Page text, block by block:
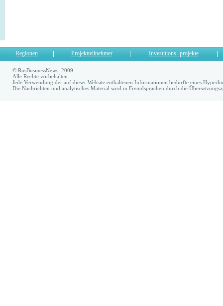
Regionen Projektteilnehmer Investitions- projekte
© RusBusinessNews, 2009.
Alle Rechte vorbehalten.
Jede Verwendung der auf dieser Website enthaltenen Informationen bedürfte eines
Die Nachrichten und analytisches Material wird in Fremdsprachen durch die